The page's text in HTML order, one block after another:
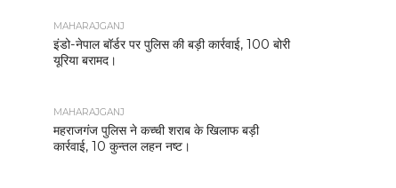
MAHARAJGANJ
इंडो-नेपाल बॉर्डर पर पुलिस की बड़ी कार्रवाई, 100 बोरी
यूरिया बरामद।
MAHARAJGANJ
महराजगंज पुलिस ने कच्ची शराब के खिलाफ बड़ी
कार्रवाई, 10 कुन्तल लहन नष्ट।